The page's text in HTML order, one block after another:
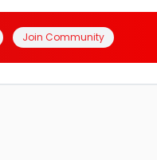
Join Community